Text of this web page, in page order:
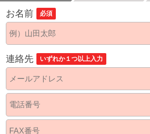
お名前 必須
連絡先 いずれか１つ以上入力